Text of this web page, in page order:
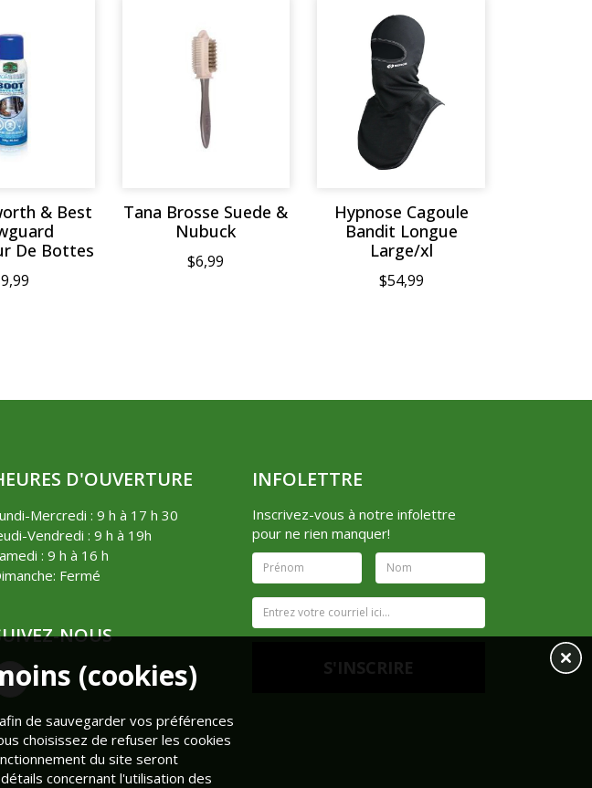
& Best
De Bottes
Tana Brosse Suede &
Nubuck
$6,99
Hypnose Cagoule
Bandit Longue
Large/xl
$54,99
D'OUVERTURE
Mercredi : 9 h à 17 h 30
Vendredi : 9 h à 19h
: 9 h à 16 h
Fermé
NOUS
INFOLETTRE
Inscrivez-vous à notre infolettre
pour ne rien manquer!
(cookies)
de sauvegarder vos préférences
choisissez de refuser les cookies
du site seront
concernant l'utilisation des